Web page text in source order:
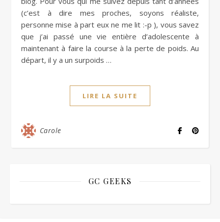
(c’est à dire mes proches, soyons réaliste,
personne mise à part eux ne me lit :-p ), vous savez
que j’ai passé une vie entière d’adolescente à
maintenant à faire la course à la perte de poids. Au
départ, il y a un surpoids …
LIRE LA SUITE
Carole
GC GEEKS